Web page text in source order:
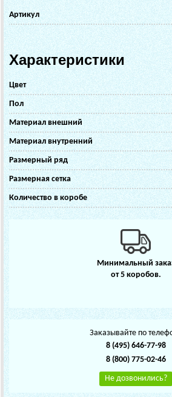
Артикул
Характеристики
Цвет
Пол
Материал внешний
Материал внутренний
Размерный ряд
Размерная сетка
Количество в коробе
Минимальный
от 5 коробов.
Заказывайте по
8 (495) 646-77-98
8 (800) 775-02-46
Не дозвонились?